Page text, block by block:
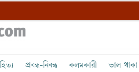
প্রবন্ধ-নিবন্ধ কলমকারী ভাল থাকা